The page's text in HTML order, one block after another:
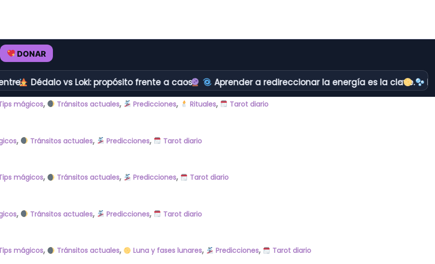
DONAR
Dédalo vs Loki: propósito frente a caos. Aprender a redireccionar la energía es la clave. En
mágicos, Tránsitos actuales, Predicciones, Rituales, Tarot diario
, Tránsitos actuales, Predicciones, Tarot diario
mágicos, Tránsitos actuales, Predicciones, Tarot diario
, Tránsitos actuales, Predicciones, Tarot diario
mágicos, Tránsitos actuales, Luna y fases lunares, Predicciones, Tarot diario